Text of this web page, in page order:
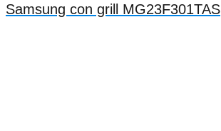
Samsung con grill MG23F301TAS